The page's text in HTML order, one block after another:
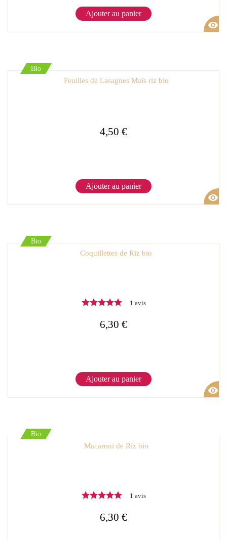
Ajouter au panier
visibility
Bio
Feuilles de Lasagnes Maïs riz bio
4,50 €
Ajouter au panier
visibility
Bio
Coquillettes de Riz bio
1 avis
6,30 €
Ajouter au panier
visibility
Bio
Macaroni de Riz bio
1 avis
6,30 €